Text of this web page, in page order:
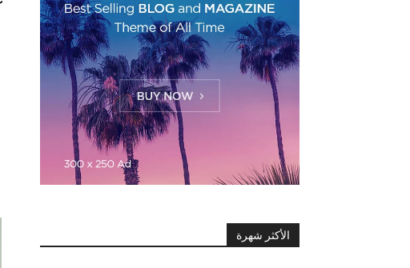
الأكثر شهرة